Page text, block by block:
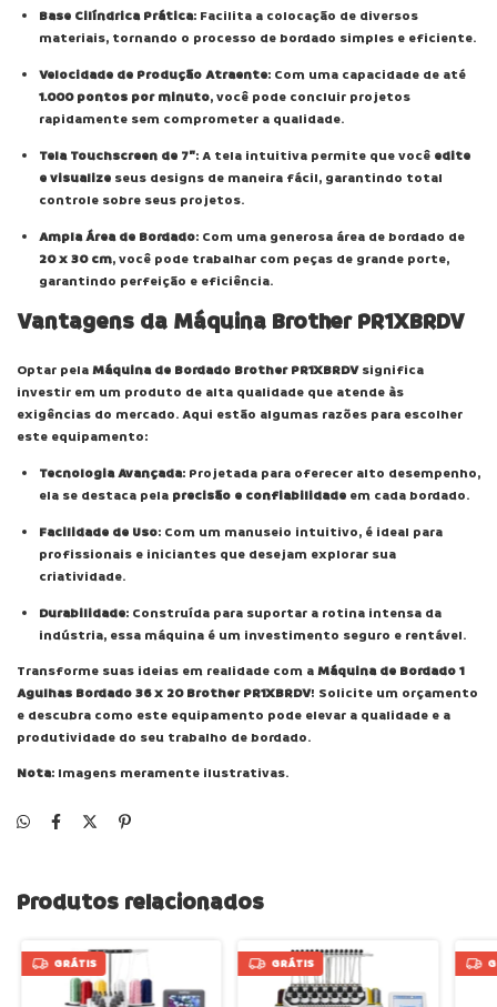
Base Cilíndrica Prática: Facilita a colocação de diversos
materiais, tornando o processo de bordado simples e eficiente.
Velocidade de Produção Atraente: Com uma capacidade de até
1.000 pontos por minuto, você pode concluir projetos
rapidamente sem comprometer a qualidade.
Tela Touchscreen de 7”: A tela intuitiva permite que você edite
e visualize seus designs de maneira fácil, garantindo total
controle sobre seus projetos.
Ampla Área de Bordado: Com uma generosa área de bordado de
20 x 30 cm, você pode trabalhar com peças de grande porte,
garantindo perfeição e eficiência.
Vantagens da Máquina Brother PR1XBRDV
Optar pelaMáquina de Bordado Brother PR1XBRDVsignifica
investir em um produto de alta qualidade que atende às
exigências do mercado. Aqui estão algumas razões para escolher
este equipamento:
Tecnologia Avançada: Projetada para oferecer alto desempenho,
ela se destaca pela precisão e confiabilidade em cada bordado.
Facilidade de Uso: Com um manuseio intuitivo, é ideal para
profissionais e iniciantes que desejam explorar sua
criatividade.
Durabilidade: Construída para suportar a rotina intensa da
indústria, essa máquina é um investimento seguro e rentável.
Transforme suas ideias em realidade com aMáquina de Bordado 1
Agulhas Bordado 36 x 20 Brother PR1XBRDV! Solicite um orçamento
e descubra como este equipamento pode elevar a qualidade e a
produtividade do seu trabalho de bordado.
Nota: Imagens meramente ilustrativas.
Produtos relacionados
GRÁTIS GRÁTIS